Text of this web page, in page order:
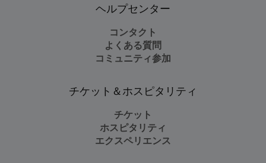
ヘルプセンター
コンタクト
よくある質問
コミュニティ参加
チケット＆ホスピタリティ
チケット
ホスピタリティ
エクスペリエンス